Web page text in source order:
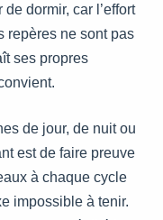
dormir, car l’effort
repères ne sont pas
ses propres
de jour, de nuit ou
est de faire preuve
à chaque cycle
impossible à tenir.